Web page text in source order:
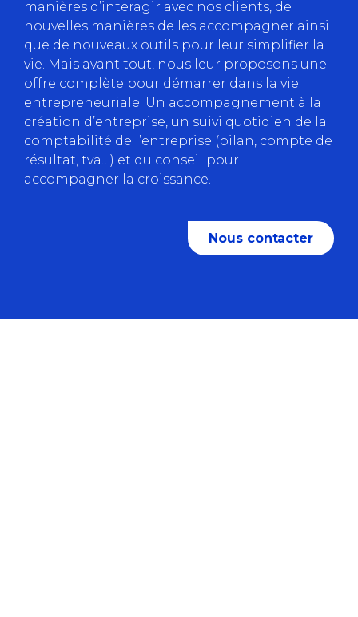
manières d’interagir avec nos clients, de
nouvelles manières de les accompagner ainsi
que de nouveaux outils pour leur simplifier la
vie. Mais avant tout, nous leur proposons une
offre complète pour démarrer dans la vie
entrepreneuriale. Un accompagnement à la
création d’entreprise, un suivi quotidien de la
comptabilité de l’entreprise (bilan, compte de
résultat, tva…) et du conseil pour
accompagner la croissance.
Nous contacter